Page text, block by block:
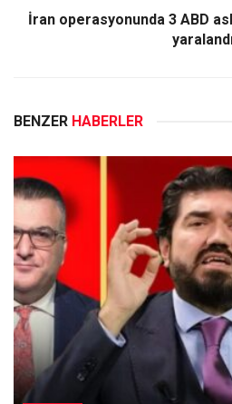
İran operasyonunda 3 ABD
BENZER HABERLER